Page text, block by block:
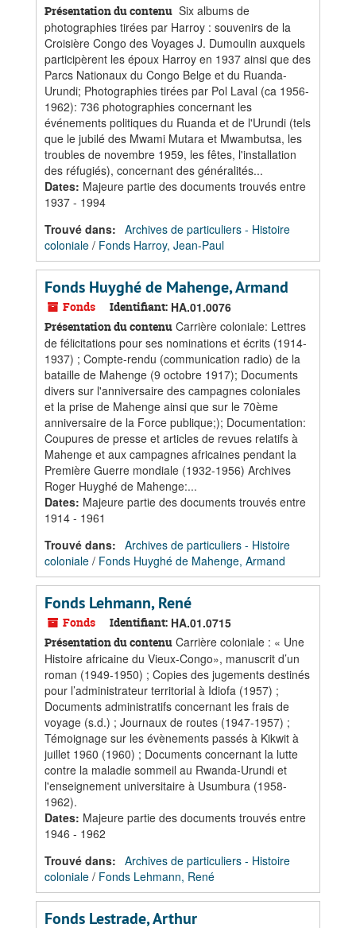
Présentation du contenu Six albums de
photographies tirées par Harroy : souvenirs de la
Croisière Congo des Voyages J. Dumoulin auxquels
participèrent les époux Harroy en 1937 ainsi que des
Parcs Nationaux du Congo Belge et du Ruanda-
Urundi; Photographies tirées par Pol Laval (ca 1956-
1962): 736 photographies concernant les
événements politiques du Ruanda et de l'Urundi (tels
que le jubilé des Mwami Mutara et Mwambutsa, les
troubles de novembre 1959, les fêtes, l'installation
des réfugiés), concernant des généralités...
Dates: Majeure partie des documents trouvés entre
1937 - 1994
Trouvé dans: Archives de particuliers - Histoire
coloniale / Fonds Harroy, Jean-Paul
Fonds Huyghé de Mahenge, Armand
Fonds Identifiant: HA.01.0076
Présentation du contenu Carrière coloniale: Lettres
de félicitations pour ses nominations et écrits (1914-
1937) ; Compte-rendu (communication radio) de la
bataille de Mahenge (9 octobre 1917); Documents
divers sur l'anniversaire des campagnes coloniales
et la prise de Mahenge ainsi que sur le 70ème
anniversaire de la Force publique;); Documentation:
Coupures de presse et articles de revues relatifs à
Mahenge et aux campagnes africaines pendant la
Première Guerre mondiale (1932-1956) Archives
Roger Huyghé de Mahenge:...
Dates: Majeure partie des documents trouvés entre
1914 - 1961
Trouvé dans: Archives de particuliers - Histoire
coloniale / Fonds Huyghé de Mahenge, Armand
Fonds Lehmann, René
Fonds Identifiant: HA.01.0715
Présentation du contenu Carrière coloniale : « Une
Histoire africaine du Vieux-Congo», manuscrit d’un
roman (1949-1950) ; Copies des jugements destinés
pour l’administrateur territorial à Idiofa (1957) ;
Documents administratifs concernant les frais de
voyage (s.d.) ; Journaux de routes (1947-1957) ;
Témoignage sur les évènements passés à Kikwit à
juillet 1960 (1960) ; Documents concernant la lutte
contre la maladie sommeil au Rwanda-Urundi et
l'enseignement universitaire à Usumbura (1958-
1962).
Dates: Majeure partie des documents trouvés entre
1946 - 1962
Trouvé dans: Archives de particuliers - Histoire
coloniale / Fonds Lehmann, René
Fonds Lestrade, Arthur